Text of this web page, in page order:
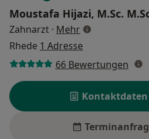
Moustafa Hijazi, M.Sc.
Zahnarzt · Mehrüber
Rhede 1 Adresse
66 Bewertungen
Kontaktdaten